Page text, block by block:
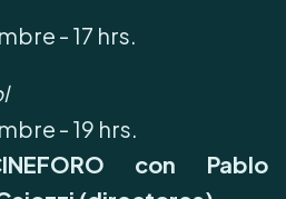
- 17 hrs.
- 19 hrs.
con Pablo